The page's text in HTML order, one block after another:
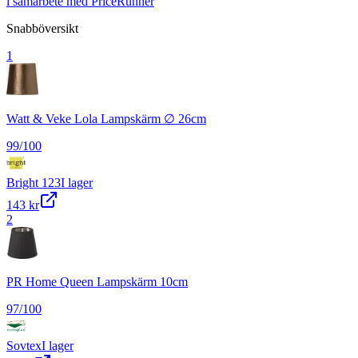
Snabböversikt
1
Watt & Veke Lola Lampskärm ∅ 26cm
99/100
Bright 123I lager
143 kr
2
PR Home Queen Lampskärm 10cm
97/100
SovtexI lager